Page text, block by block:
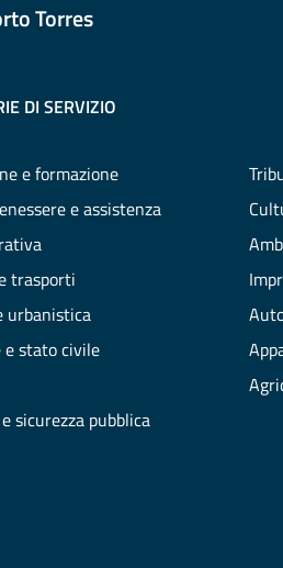
Torres
DI SERVIZIO
e formazione
e assistenza
trasporti
urbanistica
e stato civile
sicurezza pubblica